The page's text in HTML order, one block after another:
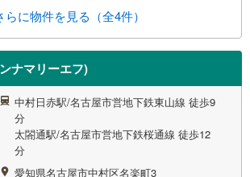
らに物件を見る（全4件）
ナマリーエフ)
中村日赤駅/名古屋市営地下鉄東山線 徒歩9
分
太閤通駅/名古屋市営地下鉄桜通線 徒歩12
分
愛知県名古屋市中村区名楽町3